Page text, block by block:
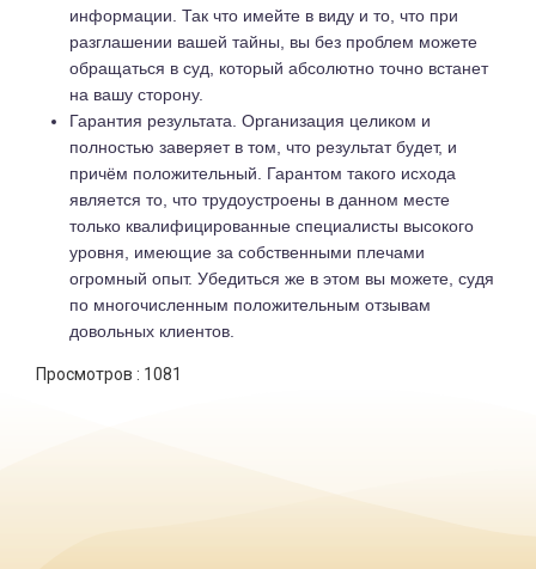
информации. Так что имейте в виду и то, что при
разглашении вашей тайны, вы без проблем можете
обращаться в суд, который абсолютно точно встанет
на вашу сторону.
Гарантия результата. Организация целиком и
полностью заверяет в том, что результат будет, и
причём положительный. Гарантом такого исхода
является то, что трудоустроены в данном месте
только квалифицированные специалисты высокого
уровня, имеющие за собственными плечами
огромный опыт. Убедиться же в этом вы можете, судя
по многочисленным положительным отзывам
довольных клиентов.
Просмотров : 1081